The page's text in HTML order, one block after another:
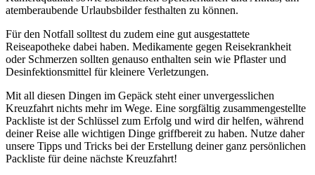
atemberaubende Urlaubsbilder festhalten zu können.
Für den Notfall solltest du zudem eine gut ausgestattete
Reiseapotheke dabei haben. Medikamente gegen Reisekrankheit
oder Schmerzen sollten genauso enthalten sein wie Pflaster und
Desinfektionsmittel für kleinere Verletzungen.
Mit all diesen Dingen im Gepäck steht einer unvergesslichen
Kreuzfahrt nichts mehr im Wege. Eine sorgfältig zusammengestellte
Packliste ist der Schlüssel zum Erfolg und wird dir helfen, während
deiner Reise alle wichtigen Dinge griffbereit zu haben. Nutze daher
unsere Tipps und Tricks bei der Erstellung deiner ganz persönlichen
Packliste für deine nächste Kreuzfahrt!